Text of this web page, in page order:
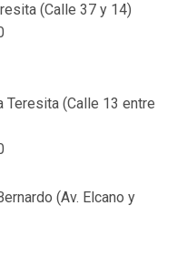
(Calle 37 y 14)
Teresita (Calle 13 entre
(Av. Elcano y